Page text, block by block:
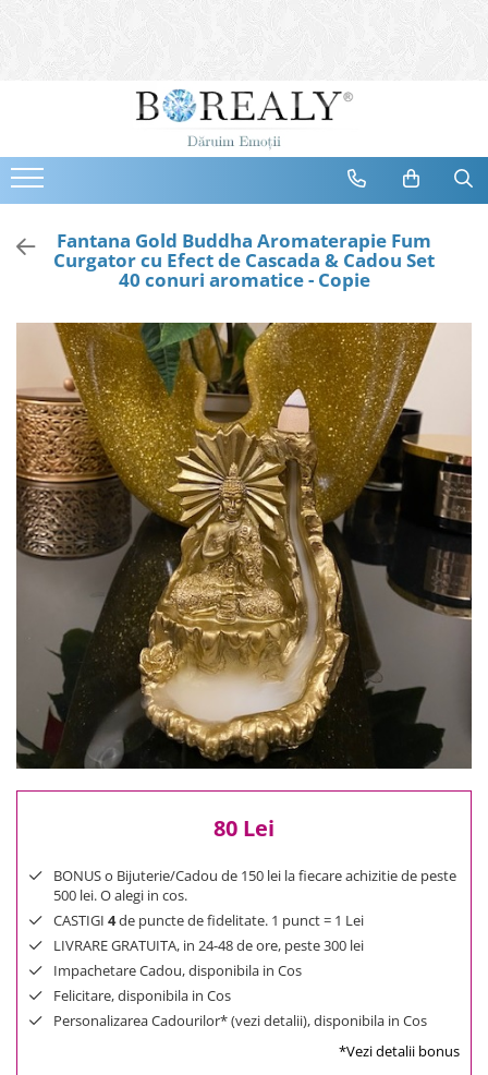
Bijuterii
Cercei
Bratari
Coliere
Seturi
Tiare
Destinatari
Bijuterii Femei
Bijuterii Copii
Bijuterii Mirese
Selectii
Reduceri
Cele mai noi
Cele mai vandute
Cele mai votate
0 Lei - 100 Lei
100 Lei - 200 Lei
200 Lei - 300 Lei
300 Lei - 500 Lei
500 Lei - 1000 Lei
Fantana Gold Buddha Aromaterapie Fum
Curgator cu Efect de Cascada & Cadou Set
40 conuri aromatice - Copie
80 Lei
BONUS o Bijuterie/Cadou de 150 lei la fiecare achizitie de peste
500 lei. O alegi in cos.
CASTIGI 4de puncte de fidelitate. 1 punct = 1 Lei
LIVRARE GRATUITA, in 24-48 de ore, peste 300 lei
Impachetare Cadou, disponibila in Cos
Felicitare, disponibila in Cos
Personalizarea Cadourilor* (vezi detalii), disponibila in Cos
*Vezi detalii bonus